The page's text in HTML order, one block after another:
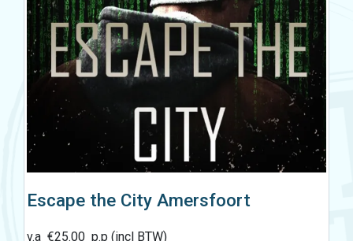
Escape the City Amersfoort
v.a€25.00 p.p (incl BTW)